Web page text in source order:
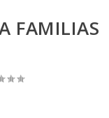
FAMILIAS